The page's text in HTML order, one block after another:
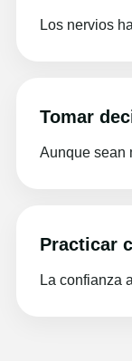
Los nervios
Tomar
Aunque sean
Practicar
La confianza